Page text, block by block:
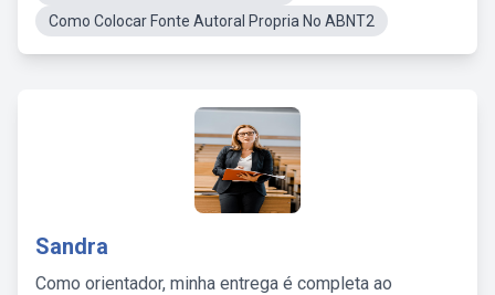
Como Colocar Fonte Autoral Propria No ABNT2
Sandra
Como orientador, minha entrega é completa ao